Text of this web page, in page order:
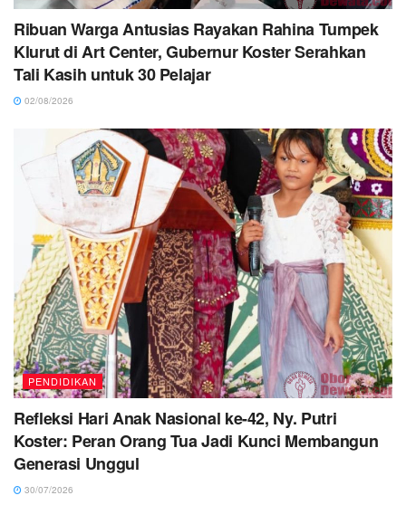
Ribuan Warga Antusias Rayakan Rahina Tumpek
Klurut di Art Center, Gubernur Koster Serahkan
Tali Kasih untuk 30 Pelajar
02/08/2026
PENDIDIKAN
Refleksi Hari Anak Nasional ke-42, Ny. Putri
Koster: Peran Orang Tua Jadi Kunci Membangun
Generasi Unggul
30/07/2026